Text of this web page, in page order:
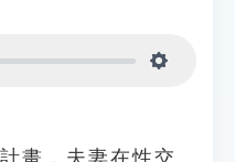
畫，夫妻在性交